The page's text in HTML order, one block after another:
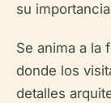
su
Se anima a la
donde los
detalles